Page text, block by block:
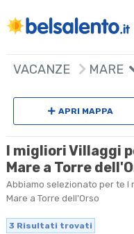
VACANZE MARE
APRI MAPPA
I migliori Villaggi
Mare a Torre
Abbiamo selezionato per te I
Mare a Torre dell'Orso
3 Risultati trovati
+